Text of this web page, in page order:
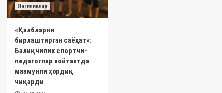
Янгиликлар
«Қалбларни
бирлаштирган саёҳат»:
Балиқчилик спортчи-
педагоглар пойтахтда
мазмунли ҳордиқ
чиқарди